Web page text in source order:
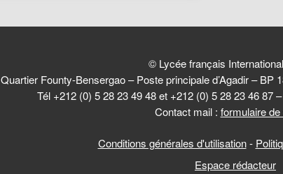
© Lycée français International
Quartier Founty-Bensergao – Poste principale d’Agadir – BP
Tél +212 (0) 5 28 23 49 48 et +212 (0) 5 28 23 46 87
Contact mail : formulaire
Conditions générales d'utilisation-
Espace rédacteur